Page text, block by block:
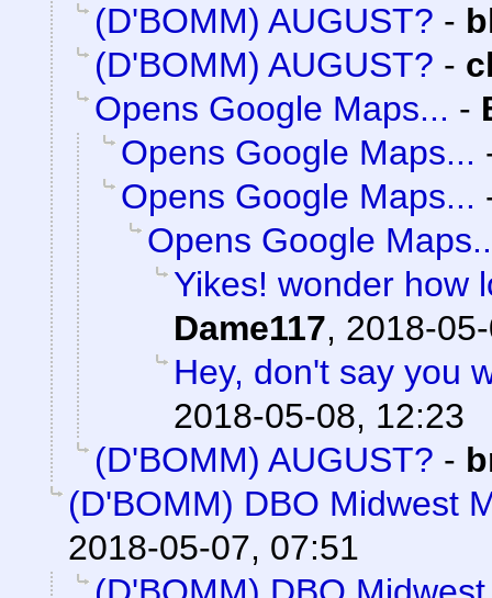
(D'BOMM) AUGUST? -
(D'BOMM) AUGUST? -
Opens Google Maps... -
Opens Google Maps...
Opens Google Maps...
Opens Google
Yikes! wonder how
Dame117, 2018-
Hey, don't say you
2018-05-08, 12:23
(D'BOMM) AUGUST? -
(D'BOMM) DBO Midwest
2018-05-07, 07:51